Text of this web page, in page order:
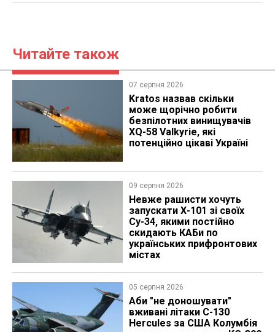
Читайте також
07 серпня 2026
Kratos назвав скільки
може щорічно робити
безпілотних винищувачів
XQ-58 Valkyrie, які
потенційно цікаві Україні
09 серпня 2026
Невже рашисти хочуть
запускати Х-101 зі своїх
Су-34, якими постійно
скидають КАБи по
українських прифронтових
містах
05 серпня 2026
Аби "не доношувати"
вживані літаки C-130
Hercules за США Колумбія